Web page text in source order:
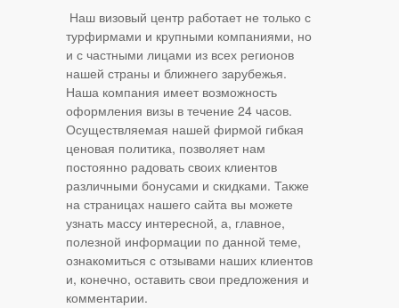
Наш визовый центр работает не только с
турфирмами и крупными компаниями, но
и с частными лицами из всех регионов
нашей страны и ближнего зарубежья.
Наша компания имеет возможность
оформления визы в течение 24 часов.
Осуществляемая нашей фирмой гибкая
ценовая политика, позволяет нам
постоянно радовать своих клиентов
различными бонусами и скидками. Также
на страницах нашего сайта вы можете
узнать массу интересной, а, главное,
полезной информации по данной теме,
ознакомиться с отзывами наших клиентов
и, конечно, оставить свои предложения и
комментарии.